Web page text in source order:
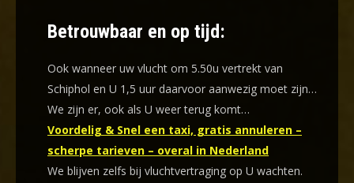
Betrouwbaar en op tijd:
Ook wanneer uw vlucht om 5.50u vertrekt van
Schiphol en U 1,5 uur daarvoor aanwezig moet zijn…
We zijn er, ook als U weer terug komt…
Voordelig & Snel een taxi, gratis annuleren –
scherpe tarieven – overal in Nederland
We blijven zelfs bij vluchtvertraging op U wachten.